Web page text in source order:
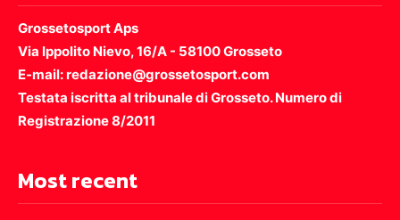
Grossetosport Aps
Via Ippolito Nievo, 16/A - 58100 Grosseto
E-mail: redazione@grossetosport.com
Testata iscritta al tribunale di Grosseto. Numero di
Registrazione 8/2011
Most recent